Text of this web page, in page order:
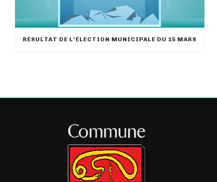
RÉSULTAT DE L’ÉLECTION MUNICIPALE DU 15 MARS